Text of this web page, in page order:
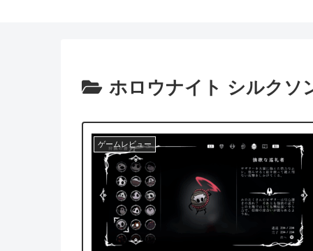
ホロウナイト シルクソ
ゲームレビュー